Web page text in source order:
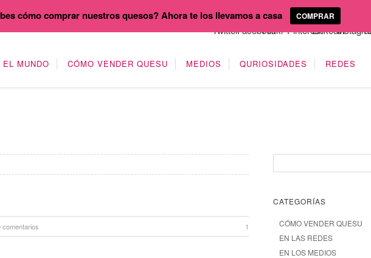
MUNDO CÓMO VENDER QUESU MEDIOS QURIOSIDADES REDES
comentarios 1
CATEGORÍAS
CÓMO VENDER QUESU
EN LAS REDES
EN LOS MEDIOS
cómo comprar nuestros quesos? Ahora te los llevamos a casa COMPRAR